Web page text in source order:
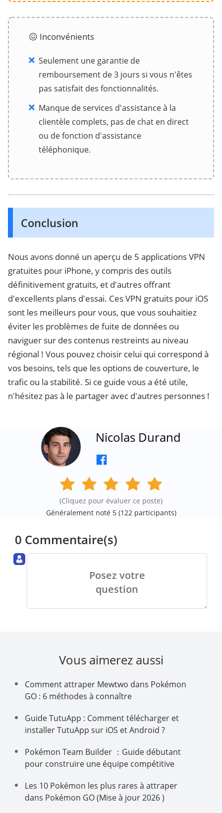
😖 Inconvénients
Seulement une garantie de
remboursement de 3 jours si vous n'êtes
pas satisfait des fonctionnalités.
Manque de services d'assistance à la
clientèle complets, pas de chat en direct
ou de fonction d'assistance
téléphonique.
Conclusion
Nous avons donné un aperçu de 5 applications VPN
gratuites pour iPhone, y compris des outils
définitivement gratuits, et d'autres offrant
d'excellents plans d'essai. Ces VPN gratuits pour iOS
sont les meilleurs pour vous, que vous souhaitiez
éviter les problèmes de fuite de données ou
naviguer sur des contenus restreints au niveau
régional ! Vous pouvez choisir celui qui correspond à
vos besoins, tels que les options de couverture, le
trafic ou la stabilité. Si ce guide vous a été utile,
n'hésitez pas à le partager avec d'autres personnes !
Nicolas Durand
(Cliquez pour évaluer ce poste)
Généralement noté 5 (122 participants)
0 Commentaire(s)
Posez votre
question
Vous aimerez aussi
Comment attraper Mewtwo dans Pokémon
GO : 6 méthodes à connaître
Guide TutuApp : Comment télécharger et
installer TutuApp sur iOS et Android ?
Pokémon Team Builder ：Guide débutant
pour construire une équipe compétitive
Les 10 Pokémon les plus rares à attraper
dans Pokémon GO (Mise à jour 2026 )